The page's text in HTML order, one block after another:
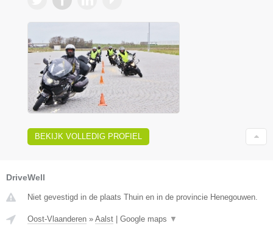
BEKIJK VOLLEDIG PROFIEL
DriveWell
Niet gevestigd in de plaats Thuin en in de provincie Henegouwen.
Oost-Vlaanderen » Aalst Google maps ▼